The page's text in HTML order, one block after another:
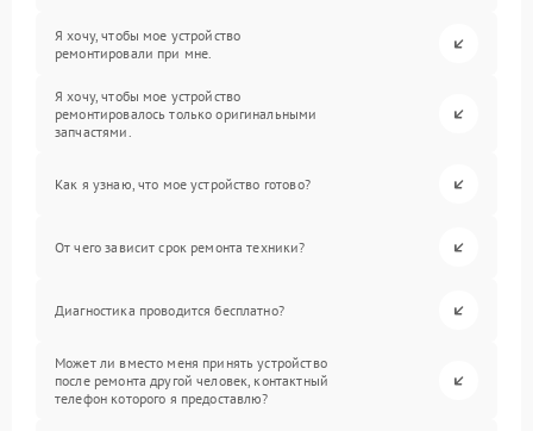
Я хочу, чтобы мое устройство
ремонтировали при мне.
Я хочу, чтобы мое устройство
ремонтировалось только оригинальными
запчастями.
Как я узнаю, что мое устройство готово?
От чего зависит срок ремонта техники?
Диагностика проводится бесплатно?
Может ли вместо меня принять устройство
после ремонта другой человек, контактный
телефон которого я предоставлю?